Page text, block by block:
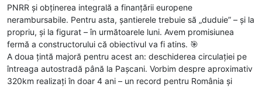
PNRR și obținerea integrală a finanțării europene
nerambursabile. Pentru asta, șantierele trebuie să „duduie” – și la
propriu, și la figurat – în următoarele luni. Avem promisiunea
fermă a constructorului că obiectivul va fi atins. 🎯
A doua țintă majoră pentru acest an: deschiderea circulației pe
întreaga autostradă până la Pașcani. Vorbim despre aproximativ
320km realizați în doar 4 ani – un record pentru România și